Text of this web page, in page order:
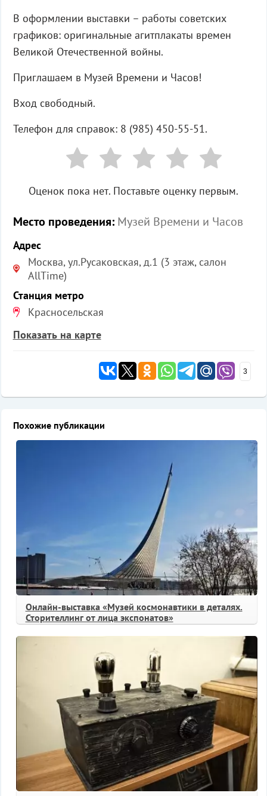
В оформлении выставки – работы советских
графиков: оригинальные агитплакаты времен
Великой Отечественной войны.
Приглашаем в Музей Времени и Часов!
Вход свободный.
Телефон для справок: 8 (985) 450-55-51.
Оценок пока нет. Поставьте оценку первым.
Место проведения: Музей Времени и Часов
Адрес
Москва, ул.Русаковская, д.1 (3 этаж, салон
AllTime)
Станция метро
Красносельская
Показать на карте
3
Похожие публикации
Онлайн-выставка «Музей космонавтики в деталях.
Сторителлинг от лица экспонатов»